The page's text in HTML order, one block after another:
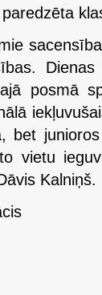
posmā
bet
vietu
Kalniņš.